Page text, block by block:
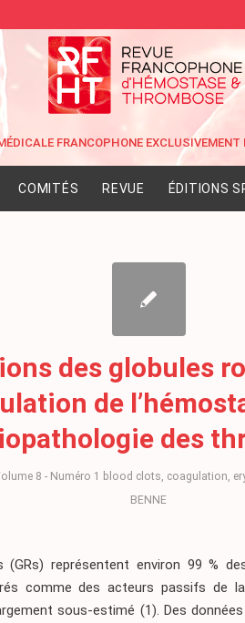
COMITÉS REVUE ÉDITIONS
des globules
de
des
8 - Numéro 1 blood clots, coagulation,
BENNE
(GRs) représentent environ 99 %
comme des acteurs passifs de
sous-estimé (1). Des